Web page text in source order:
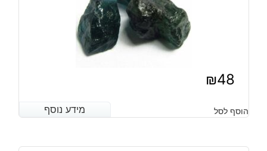
₪48
מידע נוסף הוסף לסל מידע נוסף